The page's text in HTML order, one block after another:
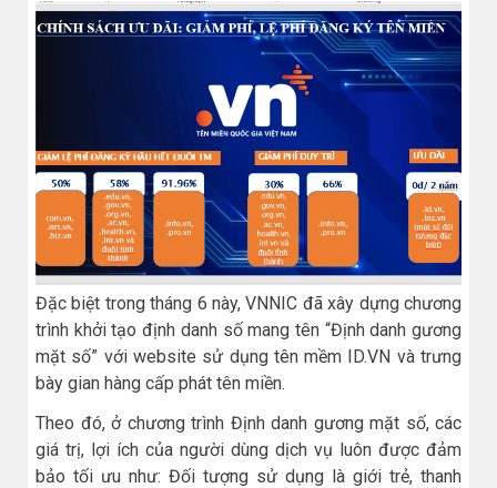
Đặc biệt trong tháng 6 này, VNNIC đã xây dựng chương
trình khởi tạo định danh số mang tên “Định danh gương
mặt số” với website sử dụng tên mềm ID.VN và trưng
bày gian hàng cấp phát tên miền.
Theo đó, ở chương trình Định danh gương mặt số, các
giá trị, lợi ích của người dùng dịch vụ luôn được đảm
bảo tối ưu như: Đối tượng sử dụng là giới trẻ, thanh